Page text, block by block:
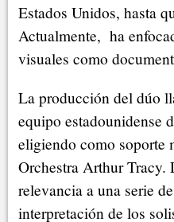
Estados Unidos, hasta
Actualmente, ha
visuales como
La producción del dúo
equipo estadounidense
eligiendo como soporte
Orchestra Arthur Tracy.
relevancia a una serie
interpretación de los